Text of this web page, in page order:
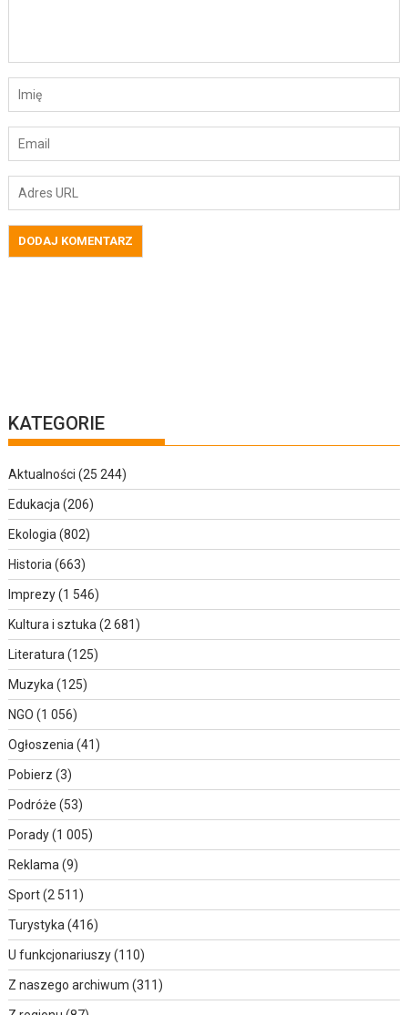
KATEGORIE
Aktualności (25 244)
Edukacja (206)
Ekologia (802)
Historia (663)
Imprezy(1 546)
Kultura i sztuka (2 681)
Literatura (125)
Muzyka (125)
NGO (1 056)
Ogłoszenia (41)
Pobierz (3)
Podróże (53)
Porady(1 005)
Reklama (9)
Sport(2 511)
Turystyka (416)
U funkcjonariuszy(110)
Z naszego archiwum (311)